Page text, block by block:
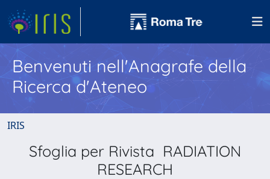
Benvenuti nell'Anagrafe della
Ricerca d'Ateneo
IRIS
Sfoglia per Rivista RADIATION
RESEARCH